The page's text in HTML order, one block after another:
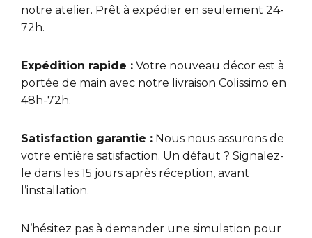
notre atelier. Prêt à expédier en seulement 24-
72h.
Expédition rapide : Votre nouveau décor est à
portée de main avec notre livraison Colissimo en
48h-72h.
Satisfaction garantie : Nous nous assurons de
votre entière satisfaction. Un défaut ? Signalez-
le dans les 15 jours après réception, avant
l’installation.
N’hésitez pas à demander une simulation pour